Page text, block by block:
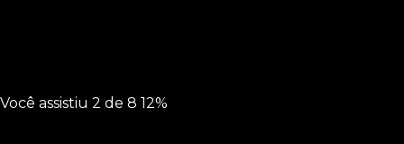
Você assistiu 2 de 8 12%